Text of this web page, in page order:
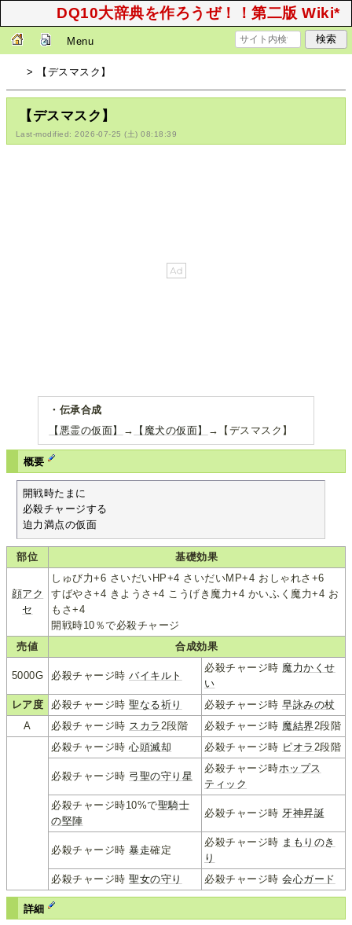
DQ10大辞典を作ろうぜ！！第二版 Wiki*
Menu
> 【デスマスク】
【デスマスク】
Last-modified: 2026-07-25 (土) 08:18:39
・伝承合成
【悪霊の仮面】
→ 【魔犬の仮面】 →【デスマスク】
概要
開戦時たまに
必殺チャージする
迫力満点の仮面
部位 基礎効果
顔アク
セ
しゅび力+6 さいだいHP+4 さいだいMP+4 おしゃれさ+6
すばやさ+4 きようさ+4 こうげき魔力+4 かいふく魔力+4 お
もさ+4
開戦時10％で必殺チャージ
売値
合成効果
5000G 必殺チャージ時バイキルト
必殺チャージ時 魔力かくせ
い
レア度
必殺チャージ時聖なる祈り 必殺チャージ時早詠みの杖
A
必殺チャージ時 スカラ 2段階 必殺チャージ時 魔結界 2段階
必殺チャージ時心頭滅却 必殺チャージ時 ピオラ 2段階
必殺チャージ時 弓聖の守り星
必殺チャージ時ホップス
ティック
必殺チャージ時10%で聖騎士
の堅陣
必殺チャージ時 牙神昇誕
必殺チャージ時暴走確定
必殺チャージ時 まもりのき
り
必殺チャージ時聖女の守り 必殺チャージ時会心ガード
詳細